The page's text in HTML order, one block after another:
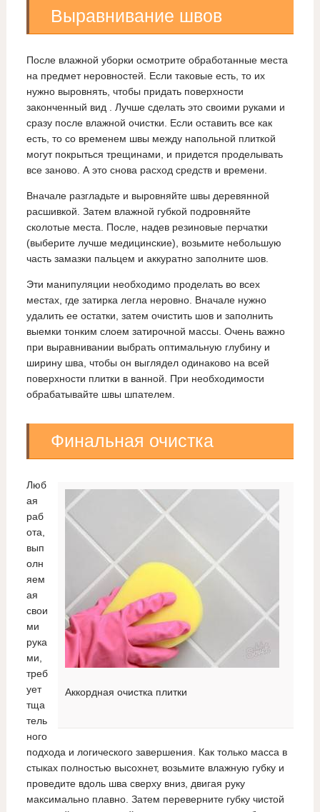
Выравнивание швов
После влажной уборки осмотрите обработанные места
на предмет неровностей. Если таковые есть, то их
нужно выровнять, чтобы придать поверхности
законченный вид . Лучше сделать это своими руками и
сразу после влажной очистки. Если оставить все как
есть, то со временем швы между напольной плиткой
могут покрыться трещинами, и придется проделывать
все заново. А это снова расход средств и времени.
Вначале разгладьте и выровняйте швы деревянной
расшивкой. Затем влажной губкой подровняйте
сколотые места. После, надев резиновые перчатки
(выберите лучше медицинские), возьмите небольшую
часть замазки пальцем и аккуратно заполните шов.
Эти манипуляции необходимо проделать во всех
местах, где затирка легла неровно. Вначале нужно
удалить ее остатки, затем очистить шов и заполнить
выемки тонким слоем затирочной массы. Очень важно
при выравнивании выбрать оптимальную глубину и
ширину шва, чтобы он выглядел одинаково на всей
поверхности плитки в ванной. При необходимости
обрабатывайте швы шпателем.
Финальная очистка
Аккордная очистка плитки
Люб
ая
раб
ота,
вып
олн
яем
ая
свои
ми
рука
ми,
треб
ует
тща
тель
ного
подхода и логического завершения. Как только масса в
стыках полностью высохнет, возьмите влажную губку и
проведите вдоль шва сверху вниз, двигая руку
максимально плавно. Затем переверните губку чистой